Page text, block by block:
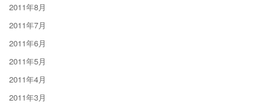
2011年8月
2011年7月
2011年6月
2011年5月
2011年4月
2011年3月